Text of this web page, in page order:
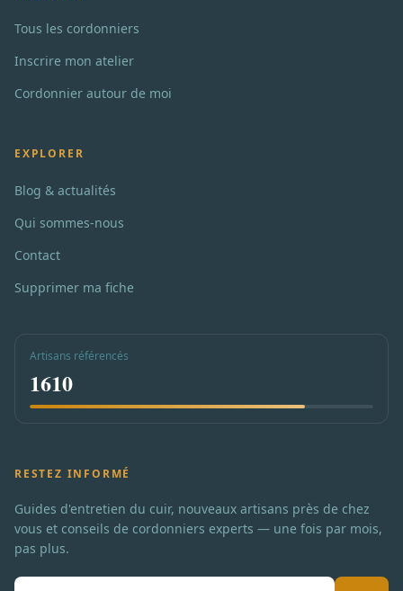
Tous les cordonniers
Inscrire mon atelier
Cordonnier autour de moi
EXPLORER
Blog & actualités
Qui sommes-nous
Contact
Supprimer ma fiche
Artisans référencés
1610
RESTEZ INFORMÉ
Guides d'entretien du cuir, nouveaux artisans près de chez
vous et conseils de cordonniers experts — une fois par mois,
pas plus.